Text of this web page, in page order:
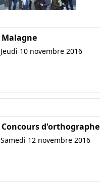
Malagne
Jeudi 10 novembre 2016
Concours d'orthographe
Samedi 12 novembre 2016